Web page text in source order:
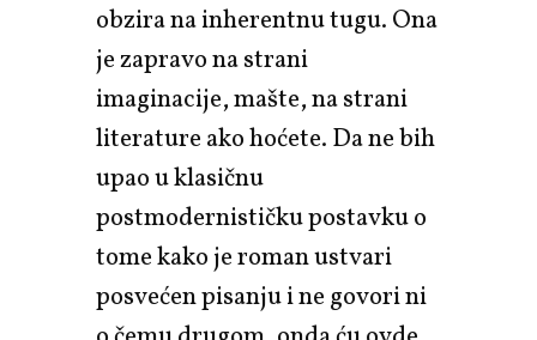
obzira na inherentnu tugu. Ona
je zapravo na strani
imaginacije, mašte, na strani
literature ako hoćete. Da ne bih
upao u klasičnu
postmodernističku postavku o
tome kako je roman ustvari
posvećen pisanju i ne govori ni